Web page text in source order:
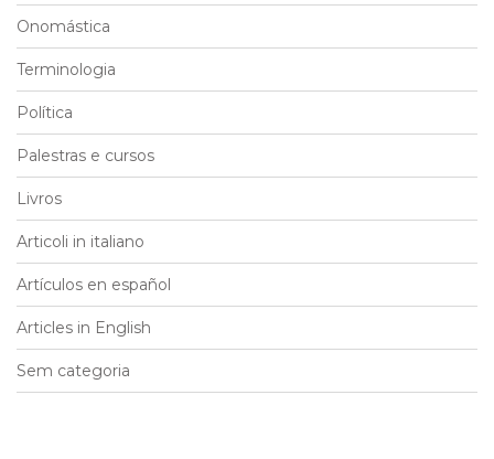
Onomástica
Terminologia
Política
Palestras e cursos
Livros
Articoli in italiano
Artículos en español
Articles in English
Sem categoria